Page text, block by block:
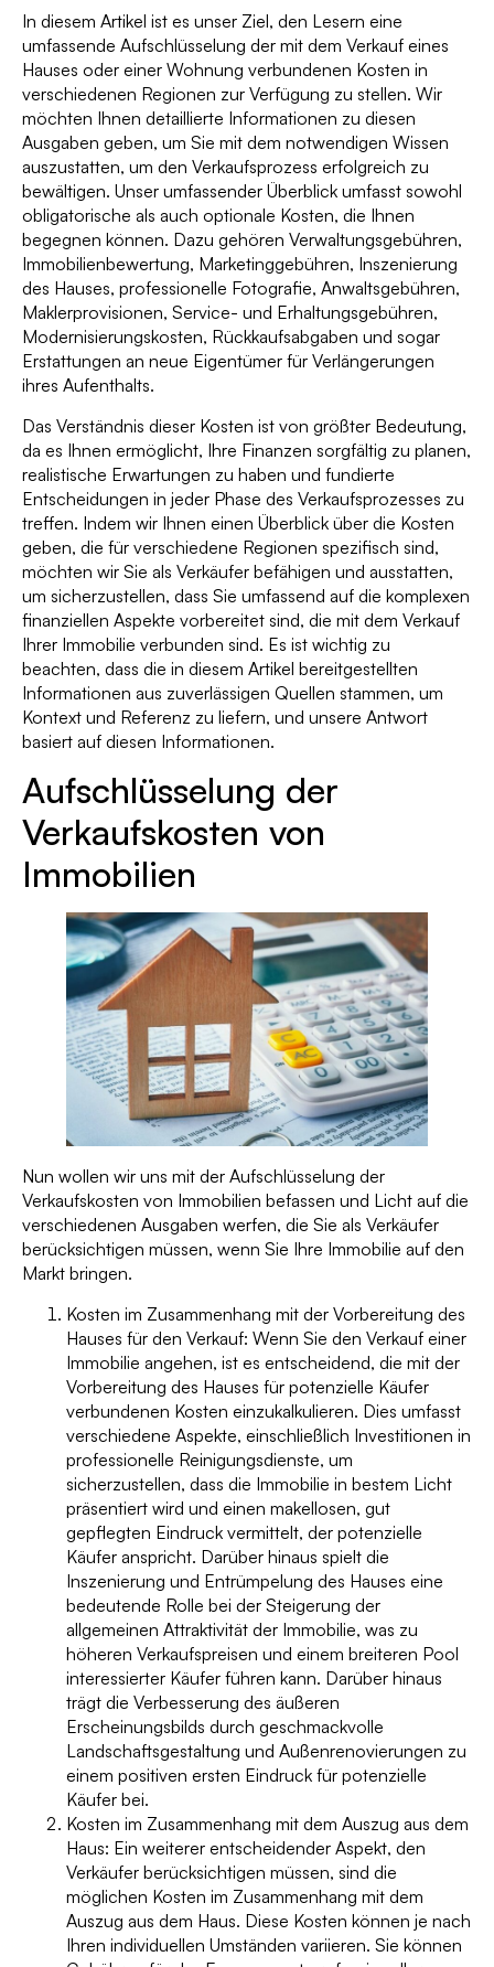
In diesem Artikel ist es unser Ziel, den Lesern eine
umfassende Aufschlüsselung der mit dem Verkauf eines
Hauses oder einer Wohnung verbundenen Kosten in
verschiedenen Regionen zur Verfügung zu stellen. Wir
möchten Ihnen detaillierte Informationen zu diesen
Ausgaben geben, um Sie mit dem notwendigen Wissen
auszustatten, um den Verkaufsprozess erfolgreich zu
bewältigen. Unser umfassender Überblick umfasst sowohl
obligatorische als auch optionale Kosten, die Ihnen
begegnen können. Dazu gehören Verwaltungsgebühren,
Immobilienbewertung, Marketinggebühren, Inszenierung
des Hauses, professionelle Fotografie, Anwaltsgebühren,
Maklerprovisionen, Service- und Erhaltungsgebühren,
Modernisierungskosten, Rückkaufsabgaben und sogar
Erstattungen an neue Eigentümer für Verlängerungen
ihres Aufenthalts.
Das Verständnis dieser Kosten ist von größter Bedeutung,
da es Ihnen ermöglicht, Ihre Finanzen sorgfältig zu planen,
realistische Erwartungen zu haben und fundierte
Entscheidungen in jeder Phase des Verkaufsprozesses zu
treffen. Indem wir Ihnen einen Überblick über die Kosten
geben, die für verschiedene Regionen spezifisch sind,
möchten wir Sie als Verkäufer befähigen und ausstatten,
um sicherzustellen, dass Sie umfassend auf die komplexen
finanziellen Aspekte vorbereitet sind, die mit dem Verkauf
Ihrer Immobilie verbunden sind. Es ist wichtig zu
beachten, dass die in diesem Artikel bereitgestellten
Informationen aus zuverlässigen Quellen stammen, um
Kontext und Referenz zu liefern, und unsere Antwort
basiert auf diesen Informationen.
Aufschlüsselung der
Verkaufskosten von
Immobilien
Nun wollen wir uns mit der Aufschlüsselung der
Verkaufskosten von Immobilien befassen und Licht auf die
verschiedenen Ausgaben werfen, die Sie als Verkäufer
berücksichtigen müssen, wenn Sie Ihre Immobilie auf den
Markt bringen.
Kosten im Zusammenhang mit der Vorbereitung des
Hauses für den Verkauf: Wenn Sie den Verkauf einer
Immobilie angehen, ist es entscheidend, die mit der
Vorbereitung des Hauses für potenzielle Käufer
verbundenen Kosten einzukalkulieren. Dies umfasst
verschiedene Aspekte, einschließlich Investitionen in
professionelle Reinigungsdienste, um
sicherzustellen, dass die Immobilie in bestem Licht
präsentiert wird und einen makellosen, gut
gepflegten Eindruck vermittelt, der potenzielle
Käufer anspricht. Darüber hinaus spielt die
Inszenierung und Entrümpelung des Hauses eine
bedeutende Rolle bei der Steigerung der
allgemeinen Attraktivität der Immobilie, was zu
höheren Verkaufspreisen und einem breiteren Pool
interessierter Käufer führen kann. Darüber hinaus
trägt die Verbesserung des äußeren
Erscheinungsbilds durch geschmackvolle
Landschaftsgestaltung und Außenrenovierungen zu
einem positiven ersten Eindruck für potenzielle
Käufer bei.
Kosten im Zusammenhang mit dem Auszug aus dem
Haus: Ein weiterer entscheidender Aspekt, den
Verkäufer berücksichtigen müssen, sind die
möglichen Kosten im Zusammenhang mit dem
Auszug aus dem Haus. Diese Kosten können je nach
Ihren individuellen Umständen variieren. Sie können